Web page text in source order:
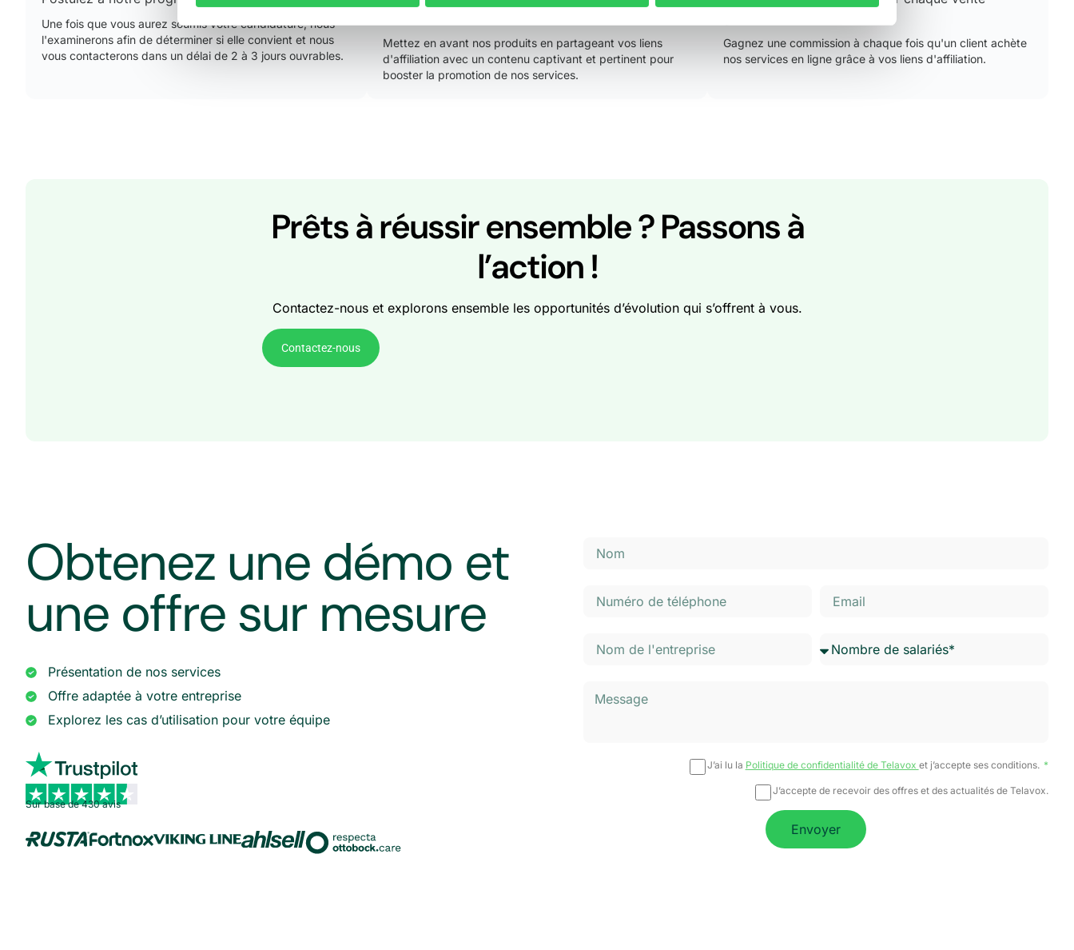
Une fois que vous aurez soumis votre candidature, nous
l'examinerons afin de déterminer si elle convient et nous
vous contacterons dans un délai de 2 à 3 jours ouvrables.
Mettez en avant nos produits en partageant vos liens
d'affiliation avec un contenu captivant et pertinent pour
booster la promotion de nos services.
Gagnez une commission à chaque fois qu'un client achète
nos services en ligne grâce à vos liens d'affiliation.
Prêts à réussir ensemble ?Passons à
l’action !
Contactez-nous et explorons ensemble les opportunités d’évolution qui s’offrent à vous.
Contactez-nous
Obtenez une démo et
une offre sur mesure
Présentation de nos services
Offre adaptée à votre entreprise
Explorez les cas d’utilisation pour votre équipe
Sur base de 430 avis
J’ai lu la Politique de confidentialité de Telavox et j’accepte ses conditions.
J’accepte de recevoir des offres et des actualités de Telavox.
Envoyer